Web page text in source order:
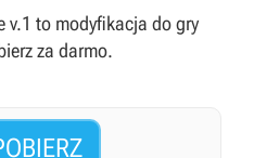
v.1 to modyfikacja do gry
za darmo.